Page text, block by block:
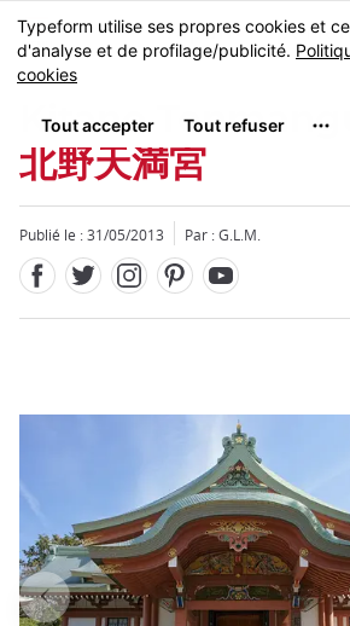
Skip
to
main
MENU
Kitano Tenmangu
北野天満宮
Publié le : 31/05/2013 Par : G.L.M.
Fermer